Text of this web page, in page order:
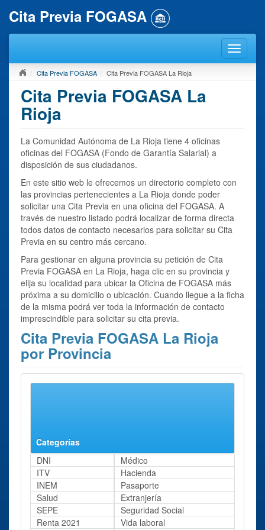
Cita Previa FOGASA
Cita Previa FOGASA Cita Previa FOGASA La Rioja
Cita Previa FOGASA La
Rioja
La Comunidad Autónoma de La Rioja tiene 4 oficinas
oficinas del FOGASA (Fondo de Garantía Salarial) a
disposición de sus ciudadanos.
En este sitio web le ofrecemos un directorio completo con
las provincias pertenecientes a La Rioja donde poder
solicitar una Cita Previa en una oficina del FOGASA. A
través de nuestro listado podrá localizar de forma directa
todos datos de contacto necesarios para solicitar su Cita
Previa en su centro más cercano.
Para gestionar en alguna provincia su petición de Cita
Previa FOGASA en La Rioja, haga clic en su provincia y
elija su localidad para ubicar la Oficina de FOGASA más
próxima a su domicilio o ubicación. Cuando llegue a la ficha
de la misma podrá ver toda la información de contacto
imprescindible para solicitar su cita previa.
Cita Previa FOGASA La Rioja
por Provincia
Categorías
DNI
Médico
ITV
Hacienda
INEM
Pasaporte
Salud
Extranjería
SEPE
Seguridad Social
Renta 2021
Vida laboral